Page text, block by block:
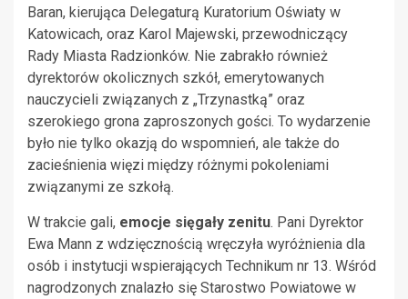
Baran, kierująca Delegaturą Kuratorium Oświaty w
Katowicach, oraz Karol Majewski, przewodniczący
Rady Miasta Radzionków. Nie zabrakło również
dyrektorów okolicznych szkół, emerytowanych
nauczycieli związanych z „Trzynastką” oraz
szerokiego grona zaproszonych gości. To wydarzenie
było nie tylko okazją do wspomnień, ale także do
zacieśnienia więzi między różnymi pokoleniami
związanymi ze szkołą.
W trakcie gali, emocje sięgały zenitu. Pani Dyrektor
Ewa Mann z wdzięcznością wręczyła wyróżnienia dla
osób i instytucji wspierających Technikum nr 13. Wśród
nagrodzonych znalazło się Starostwo Powiatowe w